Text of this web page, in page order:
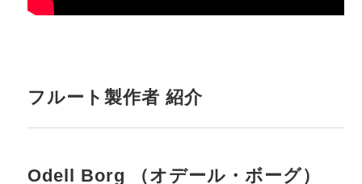
フルート製作者 紹介
Odell Borg （オデール・ボーグ）